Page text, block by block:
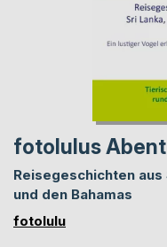
fotolulus
Reisegeschichten
und den Bahamas
fotolulu